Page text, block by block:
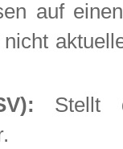
auf
Stellt